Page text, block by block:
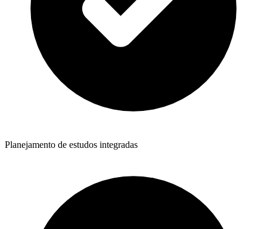
Planejamento de estudos integradas